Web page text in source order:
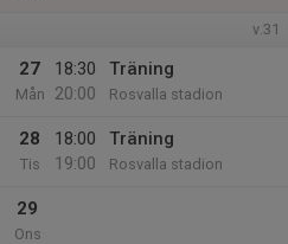
v.31
27
Mån
18:30
20:00
Träning
Rosvalla stadion
28
Tis
18:00
19:00
Träning
Rosvalla stadion
29
Ons